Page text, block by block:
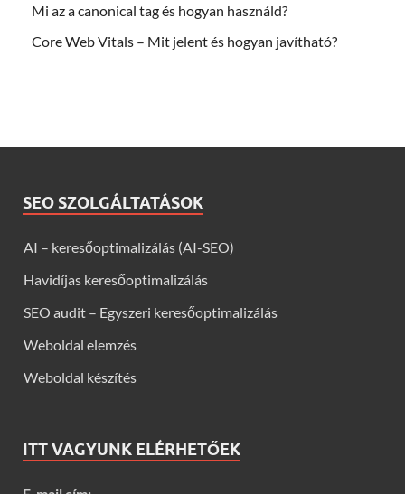
Mi az a canonical tag és hogyan használd?
Core Web Vitals – Mit jelent és hogyan javítható?
SEO SZOLGÁLTATÁSOK
AI – keresőoptimalizálás (AI-SEO)
Havidíjas keresőoptimalizálás
SEO audit – Egyszeri keresőoptimalizálás
Weboldal elemzés
Weboldal készítés
ITT VAGYUNK ELÉRHETŐEK